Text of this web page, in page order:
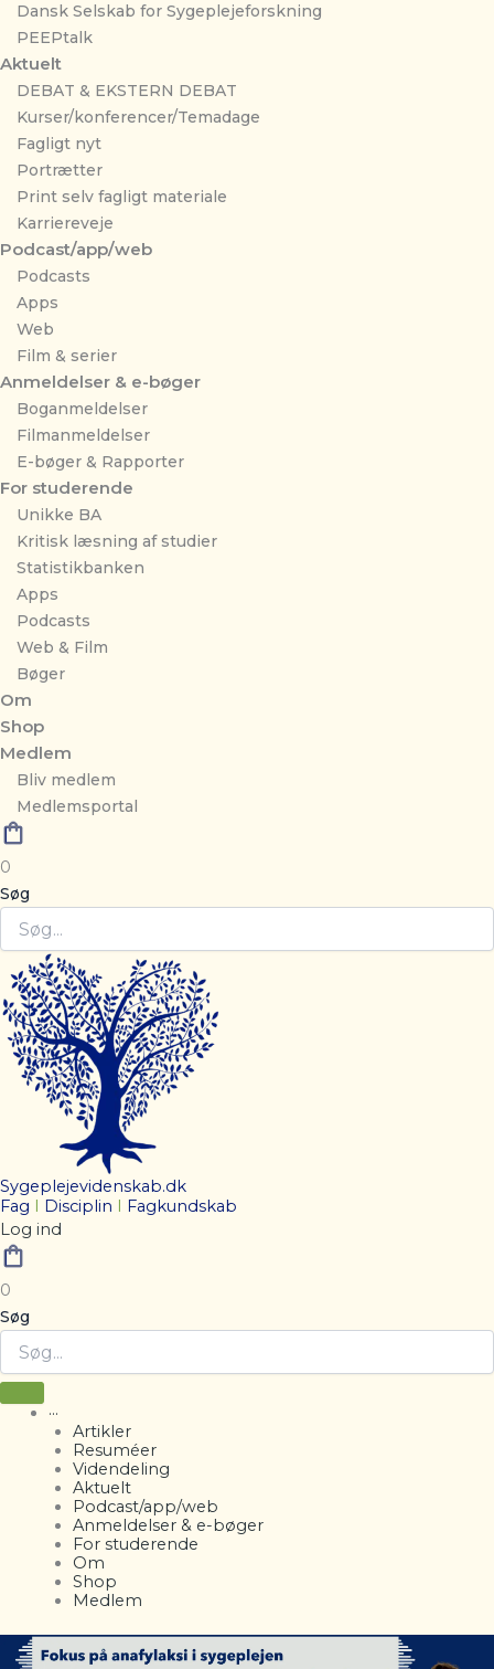
Dansk Selskab for Sygeplejeforskning
PEEPtalk
Aktuelt
DEBAT & EKSTERN DEBAT
Kurser/konferencer/Temadage
Fagligt nyt
Portrætter
Print selv fagligt materiale
Karriereveje
Podcast/app/web
Podcasts
Apps
Web
Film & serier
Anmeldelser & e-bøger
Boganmeldelser
Filmanmeldelser
E-bøger & Rapporter
For studerende
Unikke BA
Kritisk læsning af studier
Statistikbanken
Apps
Podcasts
Web & Film
Bøger
Om
Shop
Medlem
Bliv medlem
Medlemsportal
0
Søg
Sygeplejevidenskab.dk
Fag
Disciplin
Fagkundskab
Log ind
0
Søg
···
Artikler
Resuméer
Videndeling
Aktuelt
Podcast/app/web
Anmeldelser & e-bøger
For studerende
Om
Shop
Medlem